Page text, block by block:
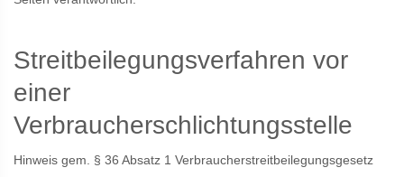
Streitbeilegungsverfahren vor
einer
Verbraucherschlichtungsstelle
Hinweis gem. § 36 Absatz 1 Verbraucherstreitbeilegungsgesetz